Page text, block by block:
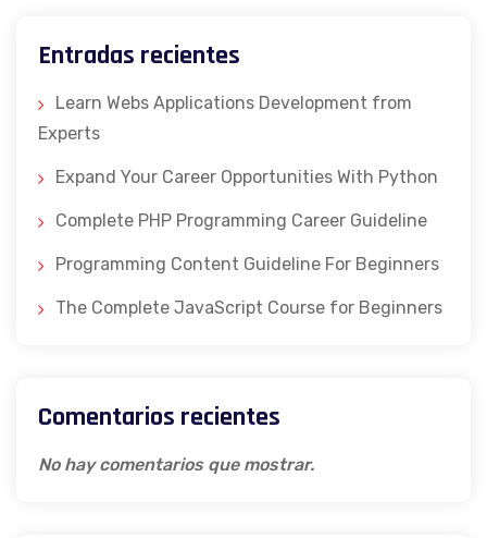
Entradas recientes
Learn Webs Applications Development from
Experts
Expand Your Career Opportunities With Python
Complete PHP Programming Career Guideline
Programming Content Guideline For Beginners
The Complete JavaScript Course for Beginners
Comentarios recientes
No hay comentarios que mostrar.